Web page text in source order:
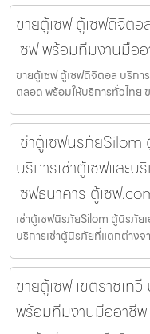
ขายตู้เซฟ ตู้เซฟดิจิต
เซฟ พร้อมทีมงานมือ
ขายตู้เซฟ ตู้เซฟดิจิตอล บริก
ตลอด พร้อมให้บริการทั่วไทย
เช่าตู้เซฟนิรภัย
บริการเช่าตู้เซฟและ
เซฟธนาคาร ตู้เซฟ
เช่าตู้เซฟนิรภัยSilom ตู้นิรภัย
บริการเช่าตู้นิรภัยที่แตกต่างจ
ขายตู้เซฟ เขตราชเท
พร้อมทีมงานมืออาชีพ